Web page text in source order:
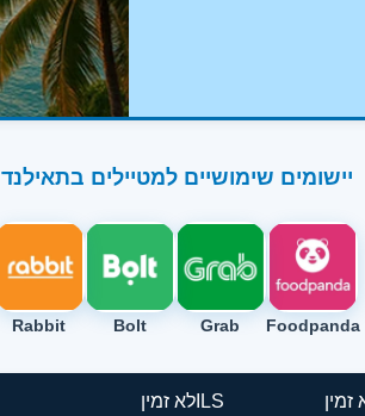
יישומים שימושיים למטיילים בתאילנד
Foodpanda
Grab
Bolt
Rabbit
GBP
ILS